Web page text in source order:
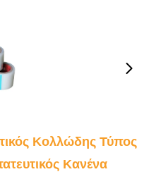
Κολλώδης Τύπος
Κανένα